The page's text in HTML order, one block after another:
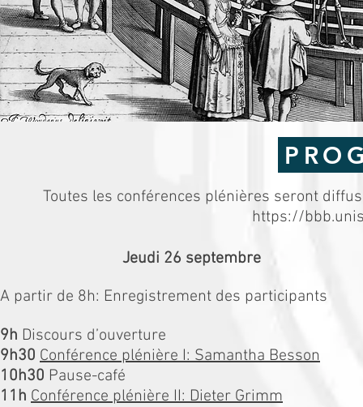
Toutes les conférences plénières seront
https://
Jeudi 26 septembre
A partir de 8h: Enregistrement des participants
9h Discours d’ouverture
9h30 Conférence plénière I: Samantha Besson
10h30 Pause-café
11h Conférence plénière II: Dieter Grimm